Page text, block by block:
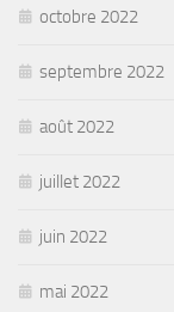
octobre 2022
septembre 2022
août 2022
juillet 2022
juin 2022
mai 2022